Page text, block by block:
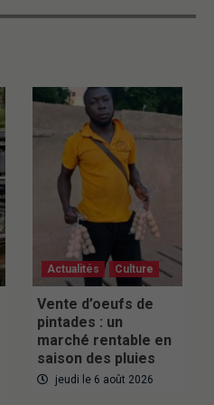
Actualités Culture
Vente d’oeufs de
pintades : un
marché rentable en
saison des pluies
jeudi le 6 août 2026